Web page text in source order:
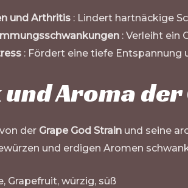
und Arthritis : Lindert hartnäckige
: Verleiht ein
: Fördert eine tiefe Entspannung
Aroma
der Grape God Strain und seine
und erdigen Aromen
Grapefruit, würzig, süß